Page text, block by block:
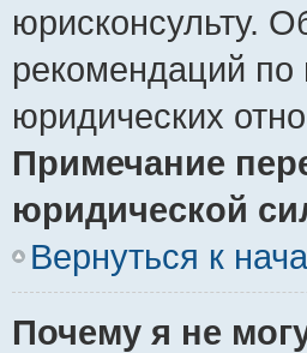
юрисконсульту.
рекомендаций
юридических
Примечание
юридической
Вернуться к
Почему я не